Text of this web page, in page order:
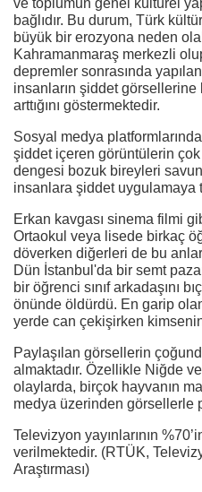
ve toplumun genel kültürel
bağlıdır. Bu durum, Türk
büyük bir erozyona neden
Kahramanmaraş merkezli
depremler sonrasında
insanların şiddet görsellerine
arttığını göstermektedir.
Sosyal medya
şiddet içeren görüntülerin çok
dengesi bozuk bireyleri
insanlara şiddet uygulamaya
Erkan kavgası sinema filmi
Ortaokul veya lisede birkaç
döverken diğerleri de bu
Dün İstanbul'da bir semt
bir öğrenci sınıf arkadaşını
önünde öldürdü. En garip
yerde can çekişirken
Paylaşılan görsellerin
almaktadır. Özellikle Niğde
olaylarda, birçok hayvanın
medya üzerinden görsellerle
Televizyon yayınlarının
verilmektedir. (RTÜK,
Araştırması)